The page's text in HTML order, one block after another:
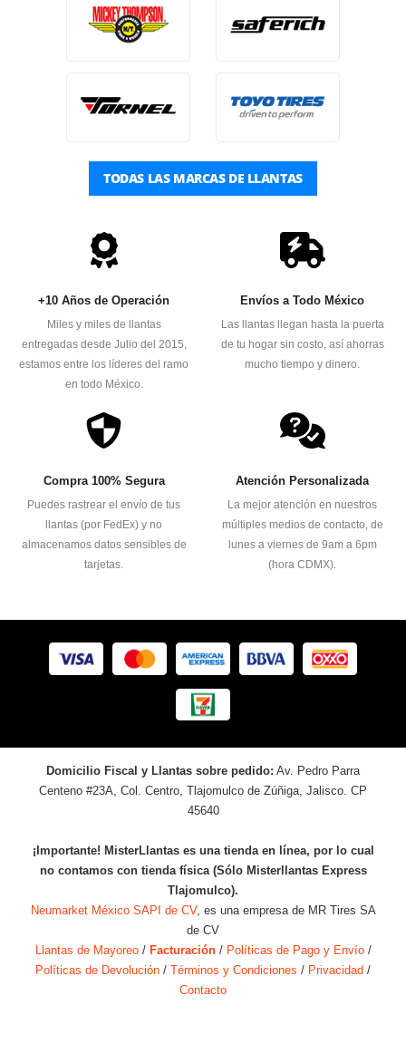
TODAS LAS MARCAS DE LLANTAS
+10 Años de Operación
Miles y miles de llantas
entregadas desde Julio del 2015,
estamos entre los líderes del ramo
en todo México.
Envíos a Todo México
Las llantas llegan hasta la puerta
de tu hogar sin costo, así ahorras
mucho tiempo y dinero.
Compra 100% Segura
Puedes rastrear el envío de tus
llantas (por FedEx) y no
almacenamos datos sensibles de
tarjetas.
Atención Personalizada
La mejor atención en nuestros
múltiples medios de contacto, de
lunes a viernes de 9am a 6pm
(hora CDMX).
Domicilio Fiscal y Llantas sobre pedido: Av. Pedro Parra
Centeno #23A, Col. Centro, Tlajomulco de Zúñiga, Jalisco. CP
45640
¡Importante! MisterLlantas es una tienda en línea, por lo cual
no contamos con tienda física (Sólo Misterllantas Express
Tlajomulco).
Neumarket México SAPI de CV, es una empresa de MR Tires SA
de CV
Llantas de Mayoreo/ Facturación/ Políticas de Pago y Envío/
Políticas de Devolución / Términos y Condiciones / Privacidad /
Contacto